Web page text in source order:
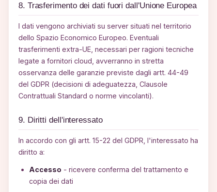
8. Trasferimento dei dati fuori dall'Unione Europea
I dati vengono archiviati su server situati nel territorio
dello Spazio Economico Europeo. Eventuali
trasferimenti extra-UE, necessari per ragioni tecniche
legate a fornitori cloud, avverranno in stretta
osservanza delle garanzie previste dagli artt. 44-49
del GDPR (decisioni di adeguatezza, Clausole
Contrattuali Standard o norme vincolanti).
9. Diritti dell'interessato
In accordo con gli artt. 15-22 del GDPR, l'interessato ha
diritto a:
Accesso - ricevere conferma del trattamento e
copia dei dati